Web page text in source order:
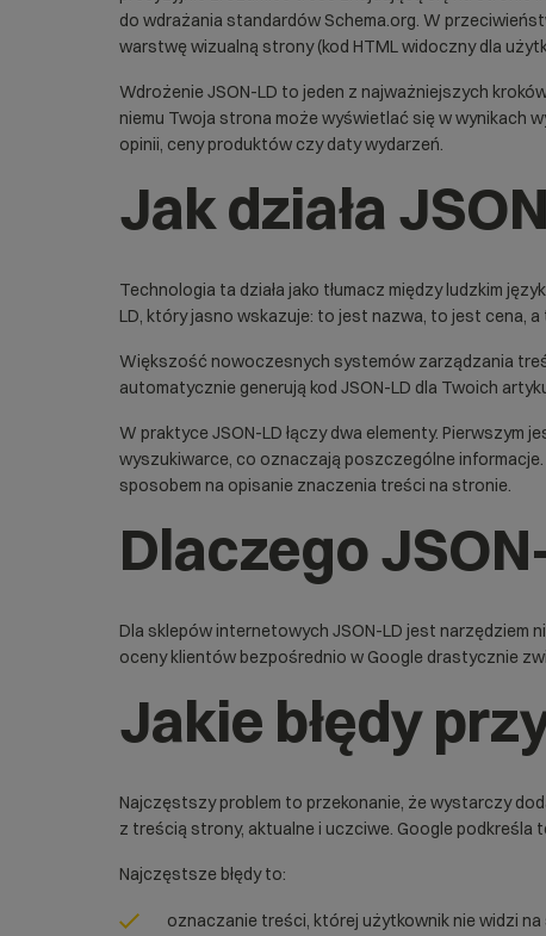
do wdrażania standardów Schema.org. W
warstwę wizualną strony (kod HTML widoczny dla
Wdrożenie JSON-LD to jeden z najważniejszych
niemu Twoja strona może wyświetlać się w wynikach
opinii, ceny produktów czy daty wydarzeń.
Jak działa
Technologia ta działa jako tłumacz między ludzkim
LD, który jasno wskazuje: to jest nazwa, to jest cena,
Większość nowoczesnych systemów zarządzania
automatycznie generują kod JSON-LD dla Twoich
W praktyce JSON-LD łączy dwa elementy. Pierwszym
wyszukiwarce, co oznaczają poszczególne informacje.
sposobem na opisanie znaczenia treści na stronie.
Dlaczego
Dla sklepów internetowych JSON-LD jest narzędziem
oceny klientów bezpośrednio w Google drastycznie
Jakie błędy
Najczęstszy problem to przekonanie, że wystarczy
z treścią strony, aktualne i uczciwe. Google podkreśla
Najczęstsze błędy to:
oznaczanie treści, której użytkownik nie widzi na